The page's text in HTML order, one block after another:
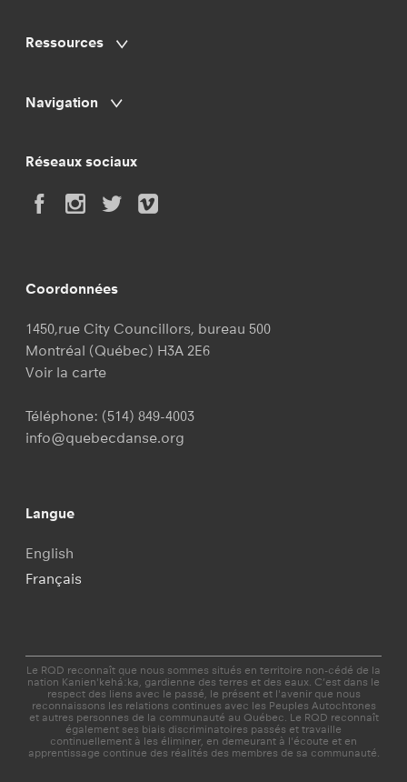
Ressources
Navigation
Réseaux sociaux
Coordonnées
1450,rue City Councillors, bureau 500
Montréal (Québec) H3A 2E6
Voir la carte
Téléphone: (514) 849-4003
info@quebecdanse.org
Langue
English
Français
Le RQD reconnaît que nous sommes situés en territoire non-cédé de la
nation Kanien'kehá:ka, gardienne des terres et des eaux. C’est dans le
respect des liens avec le passé, le présent et l'avenir que nous
reconnaissons les relations continues avec les Peuples Autochtones
et autres personnes de la communauté au Québec. Le RQD reconnaît
également ses biais discriminatoires passés et travaille
continuellement à les éliminer, en demeurant à l'écoute et en
apprentissage continue des réalités des membres de sa communauté.